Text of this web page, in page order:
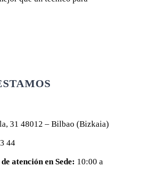
31 48012 – Bilbao (Bizkaia)
44
atención en Sede: 10:00 a